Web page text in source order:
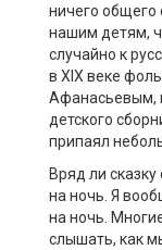
ничего общего
нашим детям,
случайно к
в XIX веке
Афанасьевым,
детского
припаял
Вряд ли
на ночь. Я
на ночь.
слышать, как